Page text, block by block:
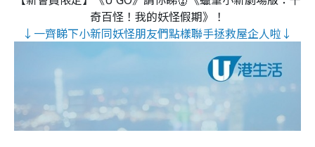
奇百怪！我的妖怪假期》！
↓一齊睇下小新同妖怪朋友們點樣聯手拯救屋企人啦↓